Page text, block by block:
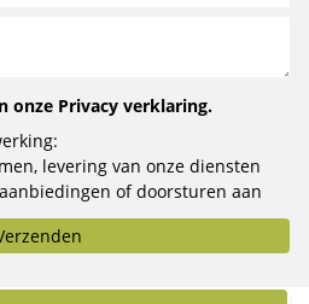
onze Privacy verklaring.
levering van onze diensten
of doorsturen aan